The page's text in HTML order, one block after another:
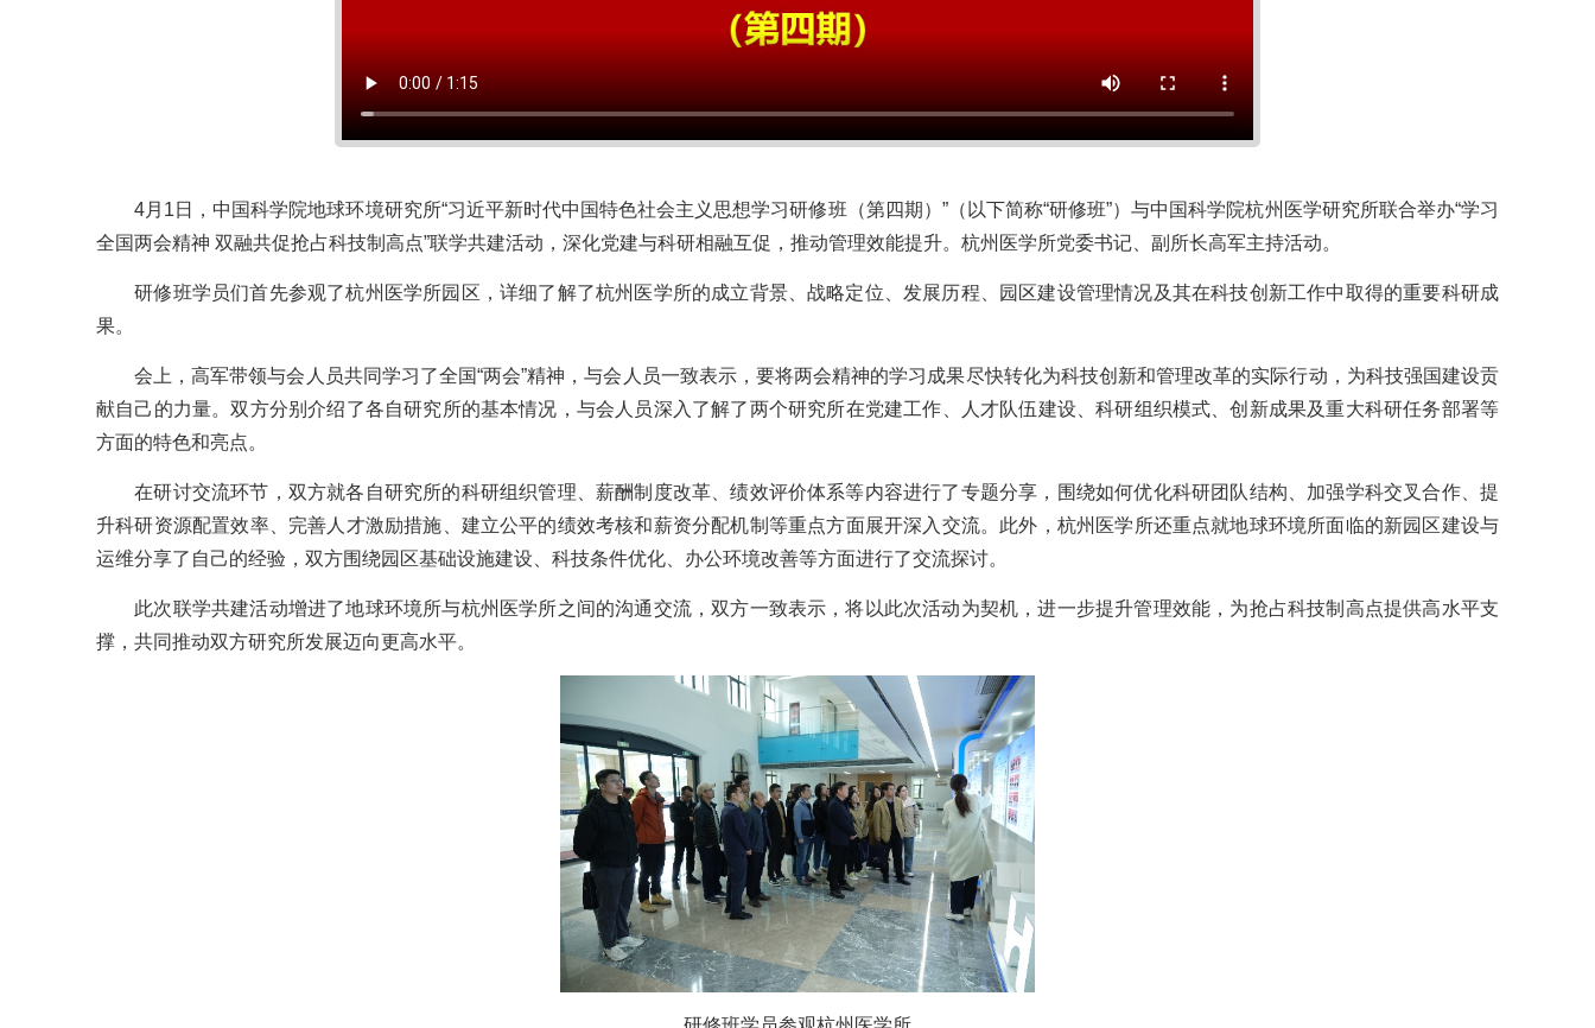
4月1日，中国科学院地球环境研究所“习近平新时代中国特色社会主义思想学习研修班（第四期）”（以下简称“研修班”）与中国科学院杭州医学研究所联合举办“学习
全国两会精神 双融共促抢占科技制高点”联学共建活动，深化党建与科研相融互促，推动管理效能提升。杭州医学所党委书记、副所长高军主持活动。
研修班学员们首先参观了杭州医学所园区，详细了解了杭州医学所的成立背景、战略定位、发展历程、园区建设管理情况及其在科技创新工作中取得的重要科研成
果。
会上，高军带领与会人员共同学习了全国“两会”精神，与会人员一致表示，要将两会精神的学习成果尽快转化为科技创新和管理改革的实际行动，为科技强国建设贡
献自己的力量。双方分别介绍了各自研究所的基本情况，与会人员深入了解了两个研究所在党建工作、人才队伍建设、科研组织模式、创新成果及重大科研任务部署等
方面的特色和亮点。
在研讨交流环节，双方就各自研究所的科研组织管理、薪酬制度改革、绩效评价体系等内容进行了专题分享，围绕如何优化科研团队结构、加强学科交叉合作、提
升科研资源配置效率、完善人才激励措施、建立公平的绩效考核和薪资分配机制等重点方面展开深入交流。此外，杭州医学所还重点就地球环境所面临的新园区建设与
运维分享了自己的经验，双方围绕园区基础设施建设、科技条件优化、办公环境改善等方面进行了交流探讨。
此次联学共建活动增进了地球环境所与杭州医学所之间的沟通交流，双方一致表示，将以此次活动为契机，进一步提升管理效能，为抢占科技制高点提供高水平支
撑，共同推动双方研究所发展迈向更高水平。